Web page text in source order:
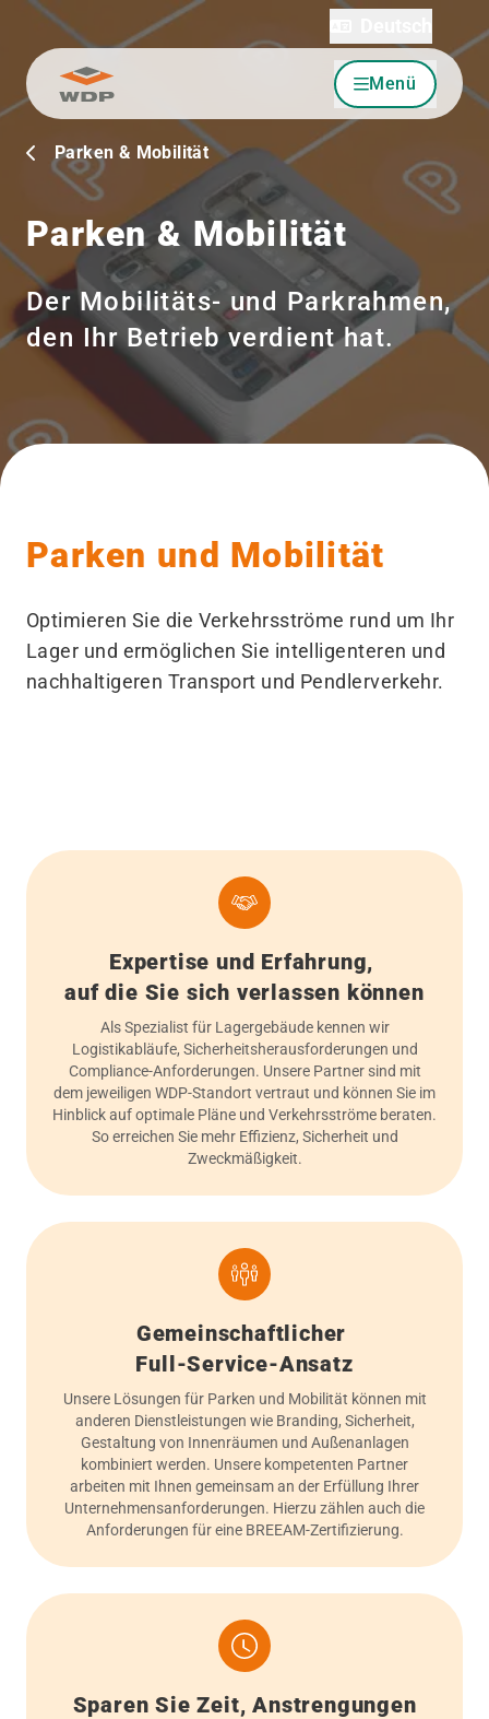
Zum Inhalt wechseln Menü
Parken & Mobilität
Parken & Mobilität
Der Mobilitäts- und Parkrahmen,
den Ihr Betrieb verdient hat.
Parken und Mobilität
Optimieren Sie die Verkehrsströme rund um Ihr
Lager und ermöglichen Sie intelligenteren und
nachhaltigeren Transport und Pendlerverkehr.
Expertise und Erfahrung,
auf die Sie sich verlassen können
Als Spezialist für Lagergebäude kennen wir
Logistikabläufe, Sicherheitsherausforderungen und
Compliance-Anforderungen. Unsere Partner sind mit
dem jeweiligen WDP-Standort vertraut und können Sie im
Hinblick auf optimale Pläne und Verkehrsströme beraten.
So erreichen Sie mehr Effizienz, Sicherheit und
Zweckmäßigkeit.
Gemeinschaftlicher
Full-Service-Ansatz
Unsere Lösungen für Parken und Mobilität können mit
anderen Dienstleistungen wie Branding, Sicherheit,
Gestaltung von Innenräumen und Außenanlagen
kombiniert werden. Unsere kompetenten Partner
arbeiten mit Ihnen gemeinsam an der Erfüllung Ihrer
Unternehmensanforderungen. Hierzu zählen auch die
Anforderungen für eine BREEAM-Zertifizierung.
Sparen Sie Zeit, Anstrengungen